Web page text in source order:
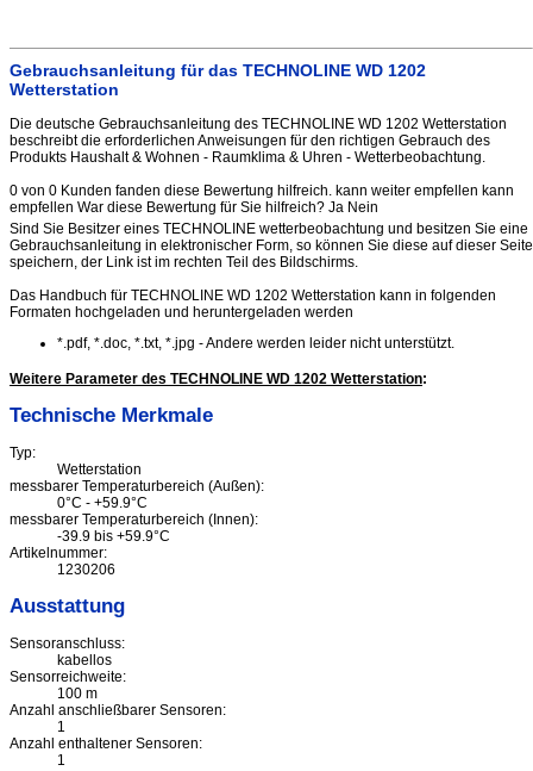
Gebrauchsanleitung für das TECHNOLINE WD 1202
Wetterstation
Die deutsche Gebrauchsanleitung des TECHNOLINE WD 1202 Wetterstation
beschreibt die erforderlichen Anweisungen für den richtigen Gebrauch des
Produkts Haushalt & Wohnen - Raumklima & Uhren - Wetterbeobachtung.
0 von 0 Kunden fanden diese Bewertung hilfreich. kann weiter empfellen kann
empfellen War diese Bewertung für Sie hilfreich? Ja Nein
Sind Sie Besitzer eines TECHNOLINE wetterbeobachtung und besitzen Sie eine
Gebrauchsanleitung in elektronischer Form, so können Sie diese auf dieser Seite
speichern, der Link ist im rechten Teil des Bildschirms.
Das Handbuch für TECHNOLINE WD 1202 Wetterstation kann in folgenden
Formaten hochgeladen und heruntergeladen werden
*.pdf, *.doc, *.txt, *.jpg - Andere werden leider nicht unterstützt.
Weitere Parameter des TECHNOLINE WD 1202 Wetterstation:
Technische Merkmale
Typ:
Wetterstation
messbarer Temperaturbereich (Außen):
0°C - +59.9°C
messbarer Temperaturbereich (Innen):
-39.9 bis +59.9°C
Artikelnummer:
1230206
Ausstattung
Sensoranschluss:
kabellos
Sensorreichweite:
100 m
Anzahl anschließbarer Sensoren:
1
Anzahl enthaltener Sensoren:
1